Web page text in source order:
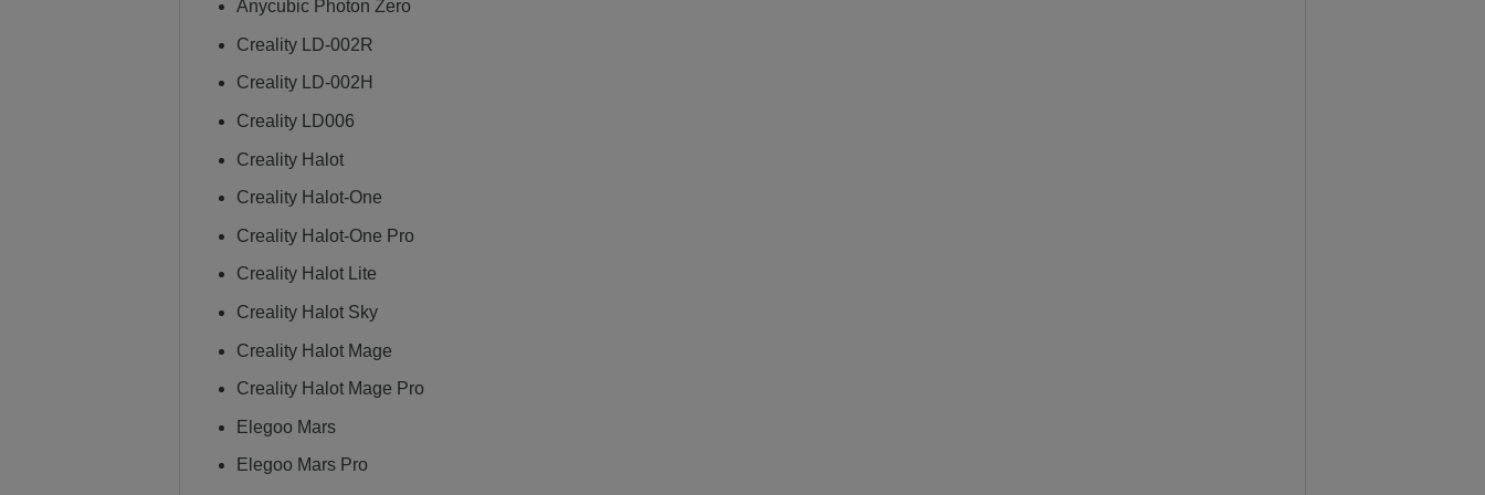
Anycubic Photon Zero
Creality LD-002R
Creality LD-002H
Creality LD006
Creality Halot
Creality Halot-One
Creality Halot-One Pro
Creality Halot Lite
Creality Halot Sky
Creality Halot Mage
Creality Halot Mage Pro
Elegoo Mars
Elegoo Mars Pro